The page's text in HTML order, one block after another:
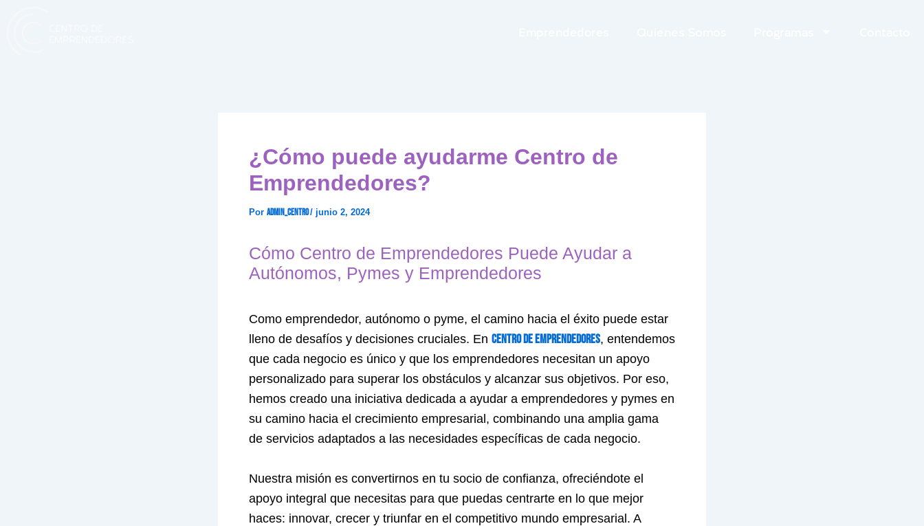
¿Cómo puede ayudarme Centro de
Emprendedores?
Por Admin_centro/ junio 2, 2024
Cómo Centro de Emprendedores Puede Ayudar a
Autónomos, Pymes y Emprendedores
Como emprendedor, autónomo o pyme, el camino hacia el éxito puede estar
lleno de desafíos y decisiones cruciales. En Centro de Emprendedores, entendemos
que cada negocio es único y que los emprendedores necesitan un apoyo
personalizado para superar los obstáculos y alcanzar sus objetivos. Por eso,
hemos creado una iniciativa dedicada a ayudar a emprendedores y pymes en
su camino hacia el crecimiento empresarial, combinando una amplia gama
de servicios adaptados a las necesidades específicas de cada negocio.
Nuestra misión es convertirnos en tu socio de confianza, ofreciéndote el
apoyo integral que necesitas para que puedas centrarte en lo que mejor
haces: innovar, crecer y triunfar en el competitivo mundo empresarial. A